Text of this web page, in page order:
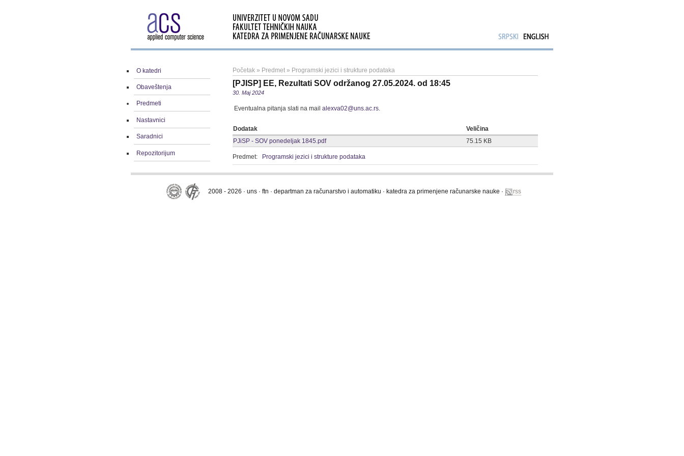
O katedri
Obaveštenja
Predmeti
Nastavnici
Saradnici
Repozitorijum
Početak » Predmet » Programski jezici i strukture podataka
[PJISP] EE, Rezultati SOV održanog 27.05.2024. od 18:45
30. Maj 2024
Eventualna pitanja slati na mail alexva02@uns.ac.rs.
Dodatak
Veličina
PJiSP - SOV ponedeljak 1845.pdf
75.15 KB
Predmet: Programski jezici i strukture podataka
2008 - 2026 · uns · ftn · departman za računarstvo i automatiku · katedra za primenjene računarske nauke · rss